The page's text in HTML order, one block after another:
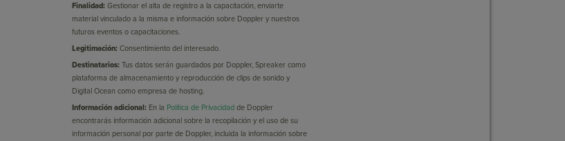
Finalidad: Gestionar el alta de registro a la capacitación, enviarte
material vinculado a la misma e información sobre Doppler y nuestros
futuros eventos o capacitaciones.
Legitimación: Consentimiento del interesado.
Destinatarios: Tus datos serán guardados por Doppler, Spreaker como
plataforma de almacenamiento y reproducción de clips de sonido y
Digital Ocean como empresa de hosting.
Información adicional: En la Política de Privacidad de Doppler
encontrarás información adicional sobre la recopilación y el uso de su
información personal por parte de Doppler, incluida la información sobre